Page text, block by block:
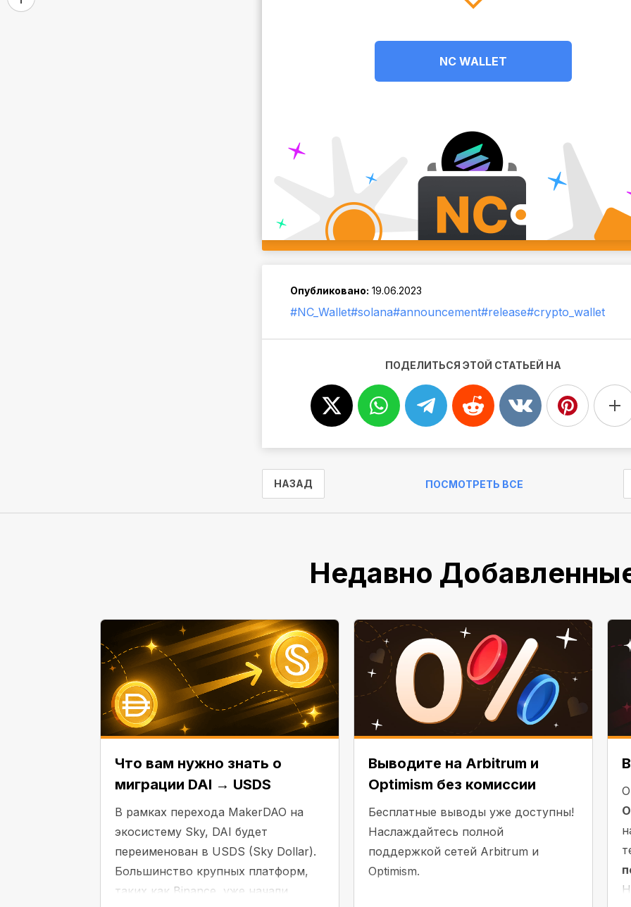
NC WALLET
Опубликовано: 19.06.2023
#NC_Wallet#solana#announcement#release#crypto_wallet
ПОДЕЛИТЬСЯ ЭТОЙ СТАТЬЕЙ НА
НАЗАД ПОСМОТРЕТЬ ВСЕ
Недавно
Что вам нужно знать о
миграции DAI → USDS
В рамках перехода MakerDAO на
экосистему Sky, DAI будет
переименован в USDS (Sky Dollar).
Большинство крупных платформ,
таких как Binance, уже начали
Выводите на Arbitrum и
Optimism без комиссии
Бесплатные выводы уже доступны!
Наслаждайтесь полной
поддержкой сетей Arbitrum и
Optimism.